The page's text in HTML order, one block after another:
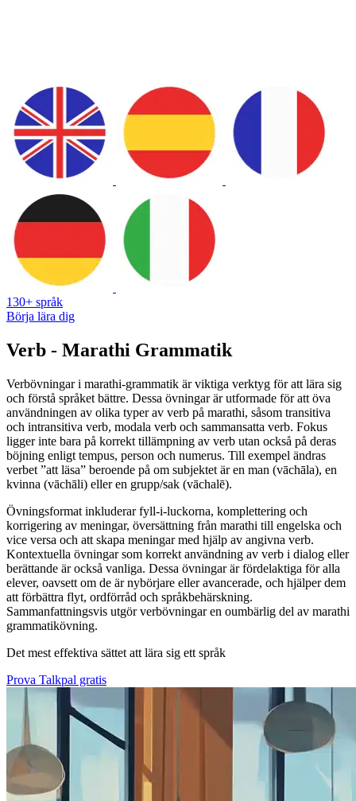
130+ språk
Börja lära dig
Verb - Marathi Grammatik
Verbövningar i marathi-grammatik är viktiga verktyg för att lära sig
och förstå språket bättre. Dessa övningar är utformade för att öva
användningen av olika typer av verb på marathi, såsom transitiva
och intransitiva verb, modala verb och sammansatta verb. Fokus
ligger inte bara på korrekt tillämpning av verb utan också på deras
böjning enligt tempus, person och numerus. Till exempel ändras
verbet ”att läsa” beroende på om subjektet är en man (vāchāla), en
kvinna (vāchāli) eller en grupp/sak (vāchalē).
Övningsformat inkluderar fyll-i-luckorna, komplettering och
korrigering av meningar, översättning från marathi till engelska och
vice versa och att skapa meningar med hjälp av angivna verb.
Kontextuella övningar som korrekt användning av verb i dialog eller
berättande är också vanliga. Dessa övningar är fördelaktiga för alla
elever, oavsett om de är nybörjare eller avancerade, och hjälper dem
att förbättra flyt, ordförråd och språkbehärskning.
Sammanfattningsvis utgör verbövningar en oumbärlig del av marathi
grammatikövning.
Det mest effektiva sättet att lära sig ett språk
Prova Talkpal gratis